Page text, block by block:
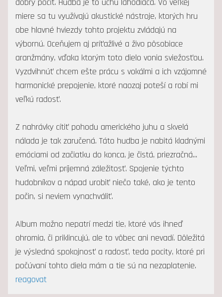
miere sa tu využívajú akustické nástroje, ktorých hru
obe hlavné hviezdy tohto projektu zvládajú na
výbornú. Oceňujem aj príťažlivé a živo pôsobiace
aranžmány, vďaka ktorým toto dielo vonia sviežosťou.
Vyzdvihnúť chcem ešte prácu s vokálmi a ich vzájomné
harmonické prepojenie, ktoré naozaj poteší a robí mi
veľkú radosť.
Z nahrávky cítiť pohodu amerického juhu a skvelá
nálada je tak zaručená. Táto hudba je nabitá kladnými
emóciami od začiatku do konca, je čistá, priezračná...
Veľmi, veľmi príjemná záležitosť. Spojenie týchto
hudobníkov a nápad urobiť niečo také, ako je tento
počin, si neviem vynachváliť.
Album možno nepatrí medzi tie, ktoré vás ihneď
ohromia, či priklincujú, ale to vôbec ani nevadí. Dôležitá
je výsledná spokojnosť a radosť, teda pocity, ktoré pri
počúvaní tohto diela mám a tie sú na nezaplatenie.
reagovat